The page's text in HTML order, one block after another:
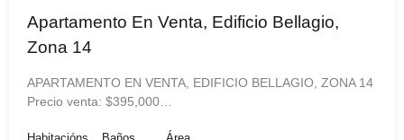
Apartamento En Venta, Edificio Bellagio,
Zona 14
APARTAMENTO EN VENTA, EDIFICIO BELLAGIO, ZONA 14
Precio venta: $395,000…